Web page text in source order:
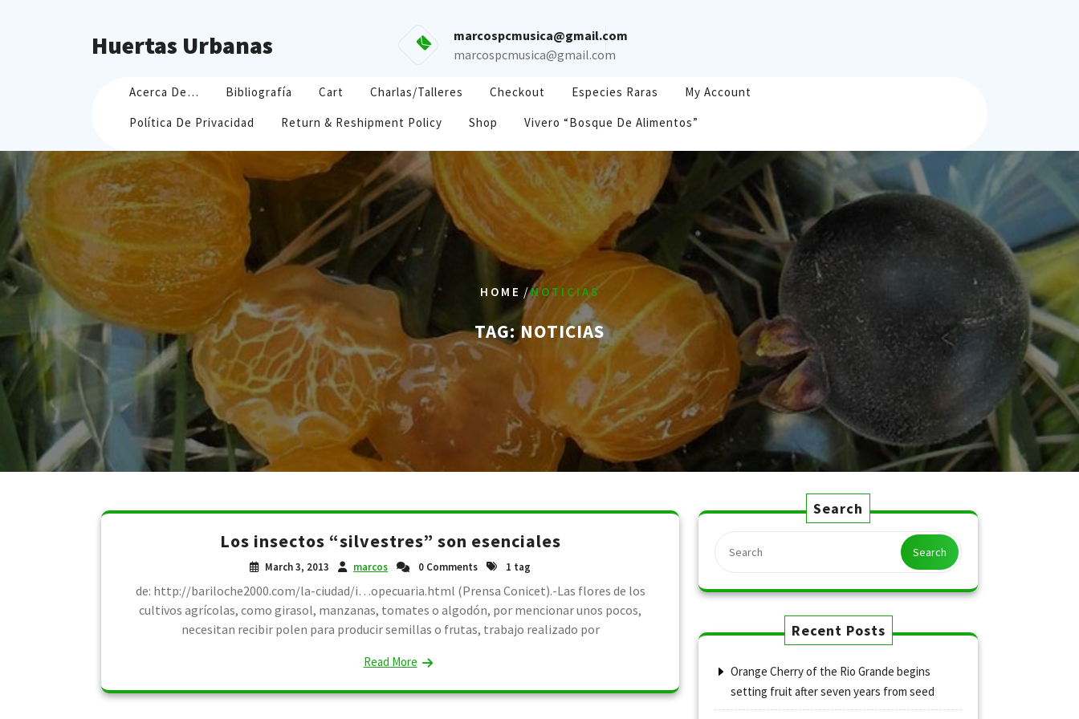
Huertas Urbanas
marcospcmusica@gmail.com
marcospcmusica@gmail.com
Acerca De… Bibliografía Cart Charlas/Talleres Checkout Especies Raras
My Account
Política De Privacidad
Return & Reshipment Policy Shop Vivero “Bosque De Alimentos”
HOME /NOTICIAS
TAG:NOTICIAS
Los insectos “silvestres” son esenciales
March 3, 2013 marcos 0 Comments 1 tag
de: http://bariloche2000.com/la-ciudad/i…opecuaria.html (Prensa Conicet).-Las flores de los
cultivos agrícolas, como girasol, manzanas, tomates o algodón, por mencionar unos pocos,
necesitan recibir polen para producir semillas o frutas, trabajo realizado por
Read More
Search
Search
Recent Posts
Orange Cherry of the Rio Grande begins
setting fruit after seven years from seed